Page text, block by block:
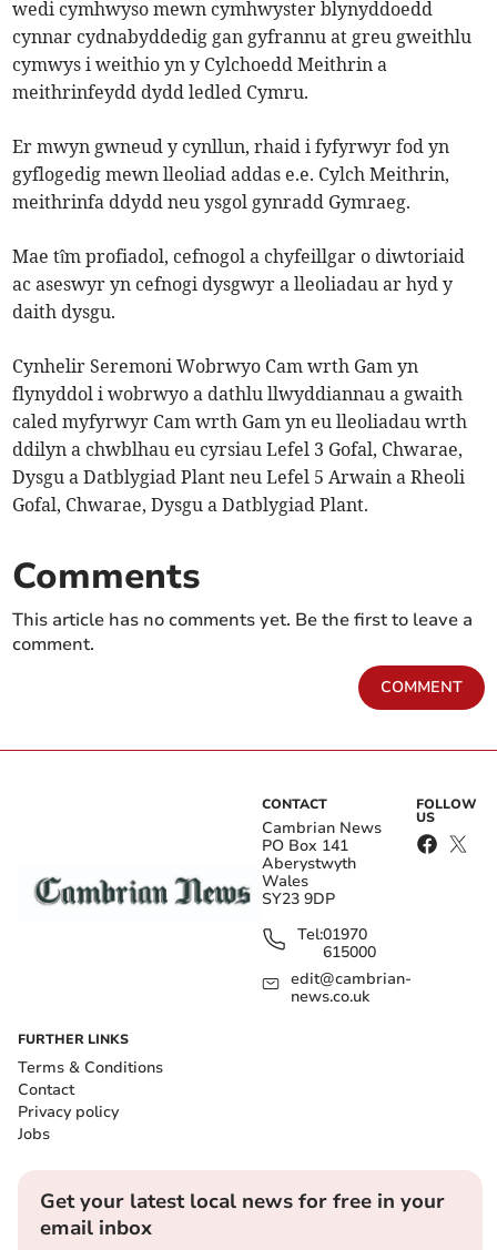
wedi cymhwyso mewn cymhwyster blynyddoedd
cynnar cydnabyddedig gan gyfrannu at greu gweithlu
cymwys i weithio yn y Cylchoedd Meithrin a
meithrinfeydd dydd ledled Cymru.
Er mwyn gwneud y cynllun, rhaid i fyfyrwyr fod yn
gyflogedig mewn lleoliad addas e.e. Cylch Meithrin,
meithrinfa ddydd neu ysgol gynradd Gymraeg.
Mae tîm profiadol, cefnogol a chyfeillgar o diwtoriaid
ac aseswyr yn cefnogi dysgwyr a lleoliadau ar hyd y
daith dysgu.
Cynhelir Seremoni Wobrwyo Cam wrth Gam yn
flynyddol i wobrwyo a dathlu llwyddiannau a gwaith
caled myfyrwyr Cam wrth Gam yn eu lleoliadau wrth
ddilyn a chwblhau eu cyrsiau Lefel 3 Gofal, Chwarae,
Dysgu a Datblygiad Plant neu Lefel 5 Arwain a Rheoli
Gofal, Chwarae, Dysgu a Datblygiad Plant.
Comments
This article has no comments yet. Be the first to leave a
comment.
COMMENT
CONTACT
Cambrian News
PO Box 141
Aberystwyth
Wales
SY23 9DP
Tel:01970
615000
edit@cambrian-
news.co.uk
FOLLOW
US
FURTHER LINKS
Terms & Conditions
Contact
Privacy policy
Jobs
Get your latest local news for free in your
email inbox